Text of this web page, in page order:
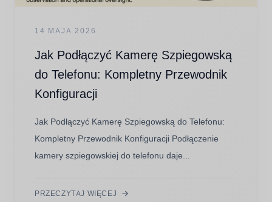
14 MAJA 2026
Jak Podłączyć Kamerę Szpiegowską
do Telefonu: Kompletny Przewodnik
Konfiguracji
Jak Podłączyć Kamerę Szpiegowską do Telefonu:
Kompletny Przewodnik Konfiguracji Podłączenie
kamery szpiegowskiej do telefonu daje...
PRZECZYTAJ WIĘCEJ